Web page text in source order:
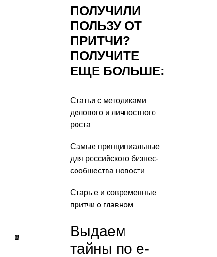
ПОЛУЧИЛИ
ПОЛЬЗУ ОТ
ПРИТЧИ?
ПОЛУЧИТЕ
ЕЩЕ БОЛЬШЕ:
Статьи с методиками
делового и личностного
роста
Самые принципиальные
для российского бизнес-
сообщества новости
Старые и современные
притчи о главном
Выдаем
тайны по e-